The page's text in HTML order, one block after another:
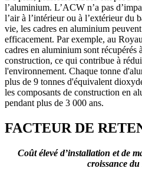
l’aluminium. L’ACW n’a pas
l’air à l’intérieur ou à l’extérieur du
vie, les cadres en aluminium
efficacement. Par exemple, au
cadres en aluminium sont récupérés
construction, ce qui contribue à
l'environnement. Chaque tonne
plus de 9 tonnes d'équivalent
les composants de construction en
pendant plus de 3 000 ans.
FACTEUR DE
Coût élevé d’installation et de
croissance